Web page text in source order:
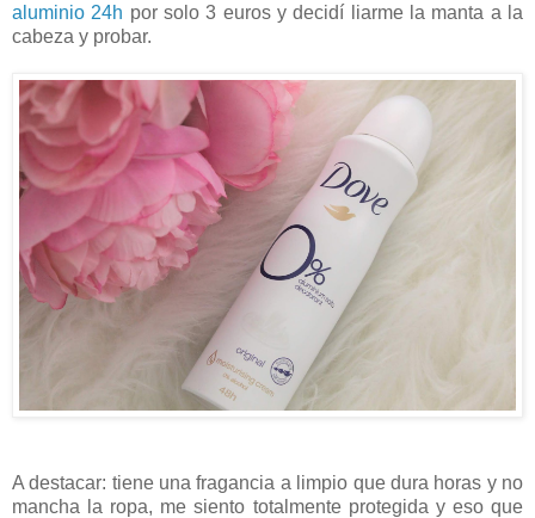
aluminio 24h por solo 3 euros y decidí liarme la manta a la
cabeza y probar.
A destacar: tiene una fragancia a limpio que dura horas y no
mancha la ropa, me siento totalmente protegida y eso que